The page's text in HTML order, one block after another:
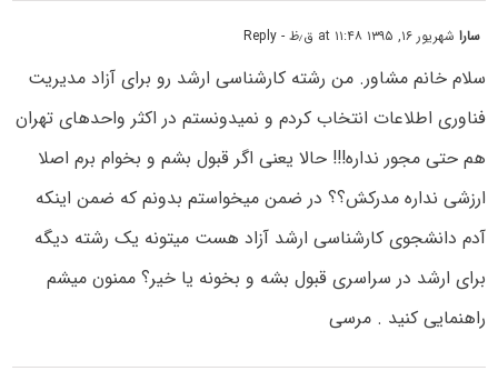
ساراشهریور ۱۶, ۱۳۹۵ at ۱۱:۴۸ ق٫ظ - Reply
سلام خانم مشاور. من رشته کارشناسی ارشد رو برای آزاد مدیریت
فناوری اطلاعات انتخاب کردم و نمیدونستم در اکثر واحدهای تهران
هم حتی مجور نداره!!! حالا یعنی اگر قبول بشم و بخوام برم اصلا
ارزشی نداره مدرکش؟؟ در ضمن میخواستم بدونم که ضمن اینکه
آدم دانشجوی کارشناسی ارشد آزاد هست میتونه یک رشته دیگه
برای ارشد در سراسری قبول بشه و بخونه یا خیر؟ ممنون میشم
راهنمایی کنید . مرسی